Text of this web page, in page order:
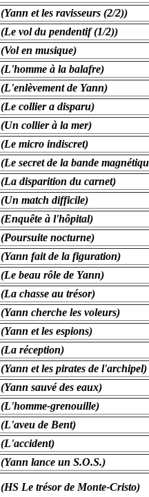
(Yann et les ravisseurs (2/2))
(Le vol du pendentif (1/2))
(Vol en musique)
(L'homme à la balafre)
(L'enlèvement de Yann)
(Le collier a disparu)
(Un collier à la mer)
(Le micro indiscret)
(Le secret de la bande
(La disparition du carnet)
(Un match difficile)
(Enquête à l'hôpital)
(Poursuite nocturne)
(Yann fait de la figuration)
(Le beau rôle de Yann)
(La chasse au trésor)
(Yann cherche les voleurs)
(Yann et les espions)
(La réception)
(Yann et les pirates de l'archipel)
(Yann sauvé des eaux)
(L'homme-grenouille)
(L'aveu de Bent)
(L'accident)
(Yann lance un S.O.S.)
(HS Le trésor de Monte-Cristo)